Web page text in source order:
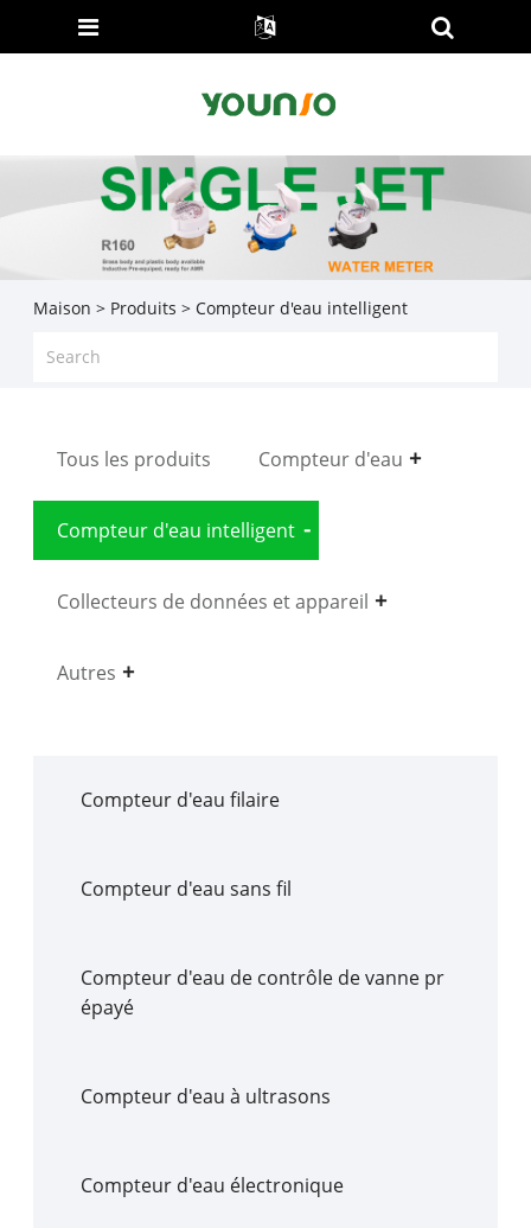
Maison > Produits > Compteur d'eau intelligent
Tous les produits Compteur d'eau
Compteur d'eau intelligent
Collecteurs de données et appareil
Autres
Compteur d'eau filaire
Compteur d'eau sans fil
Compteur d'eau de contrôle de vanne pr
épayé
Compteur d'eau à ultrasons
Compteur d'eau électronique